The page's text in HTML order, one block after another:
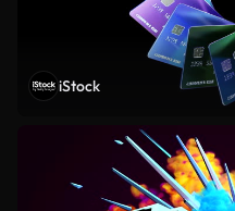
iStock